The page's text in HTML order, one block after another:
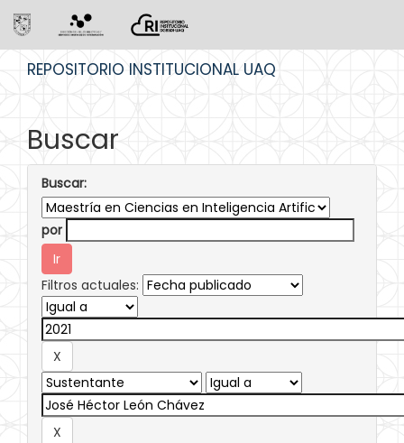
REPOSITORIO INSTITUCIONAL UAQ
Buscar
Buscar:
por
Filtros actuales: